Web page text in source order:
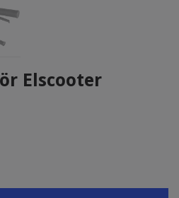
Elscooter